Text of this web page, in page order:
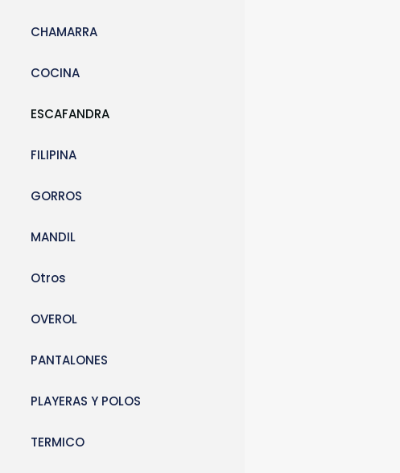
CHAMARRA
COCINA
ESCAFANDRA
FILIPINA
GORROS
MANDIL
Otros
OVEROL
PANTALONES
PLAYERAS Y POLOS
TERMICO